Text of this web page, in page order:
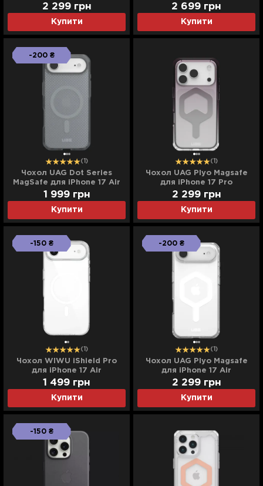
(Ice/Silver)
Купити
2 299 грн
Max (Kevlar Black)
Купити
2 699 грн
-200 ₴
(1)
Чохол UAG Dot Series
MagSafe для iPhone 17 Air
(Ash)
Купити
1 999 грн
(1)
Чохол UAG Plyo Magsafe
для iPhone 17 Pro
(Black/Clear Ombre)
Купити
2 299 грн
-150 ₴
(1)
Чохол WIWU iShield Pro
для iPhone 17 Air
(Transparent)
Купити
1 499 грн
-200 ₴
(1)
Чохол UAG Plyo Magsafe
для iPhone 17 Air
(Ice/White)
Купити
2 299 грн
-150 ₴